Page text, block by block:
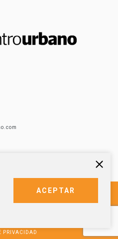
PRIVACIDAD
ACEPTAR